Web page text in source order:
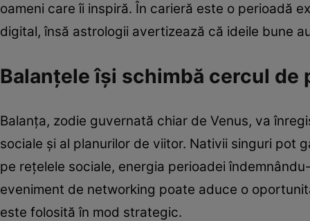
oameni care îi inspiră. În carieră este o perioadă
digital, însă astrologii avertizează că ideile bune
Balanțele își schimbă cercul
Balanța, zodie guvernată chiar de Venus, va
sociale și al planurilor de viitor. Nativii singuri pot
pe rețelele sociale, energia perioadei
eveniment de networking poate aduce o
este folosită în mod strategic.